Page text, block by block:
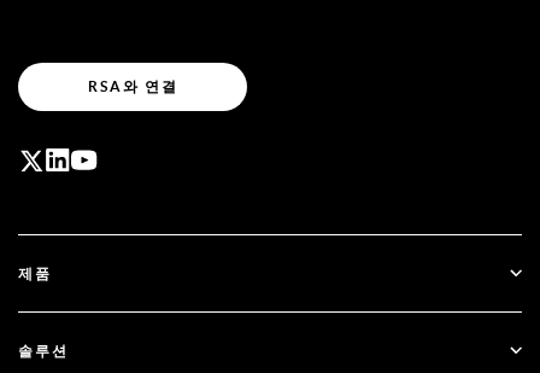
RSA와 연결
제품
솔루션